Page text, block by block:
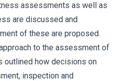
assessments as well as
are discussed and
of these are proposed.
to the assessment of
outlined how decisions on
inspection and